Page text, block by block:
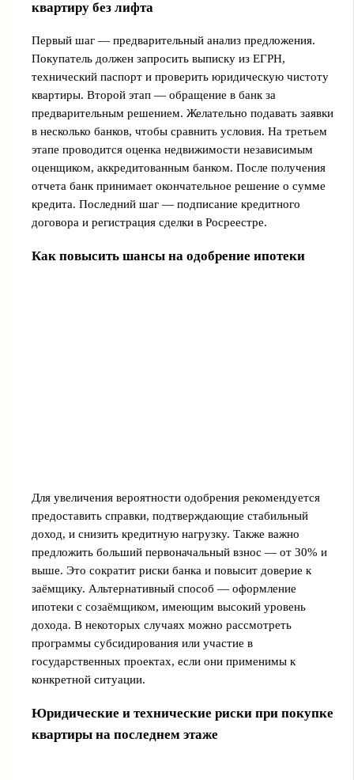
квартиру без лифта
Первый шаг — предварительный анализ предложения.
Покупатель должен запросить выписку из ЕГРН,
технический паспорт и проверить юридическую чистоту
квартиры. Второй этап — обращение в банк за
предварительным решением. Желательно подавать заявки
в несколько банков, чтобы сравнить условия. На третьем
этапе проводится оценка недвижимости независимым
оценщиком, аккредитованным банком. После получения
отчета банк принимает окончательное решение о сумме
кредита. Последний шаг — подписание кредитного
договора и регистрация сделки в Росреестре.
Как повысить шансы на одобрение ипотеки
Для увеличения вероятности одобрения рекомендуется
предоставить справки, подтверждающие стабильный
доход, и снизить кредитную нагрузку. Также важно
предложить больший первоначальный взнос — от 30% и
выше. Это сократит риски банка и повысит доверие к
заёмщику. Альтернативный способ — оформление
ипотеки с созаёмщиком, имеющим высокий уровень
дохода. В некоторых случаях можно рассмотреть
программы субсидирования или участие в
государственных проектах, если они применимы к
конкретной ситуации.
Юридические и технические риски при покупке
квартиры на последнем этаже